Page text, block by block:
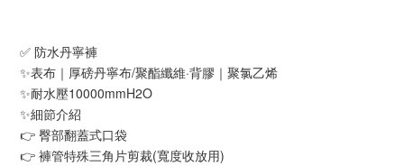
✅ 防水丹寧褲
✨表布｜厚磅丹寧布/聚酯纖維·背膠｜聚氯乙烯
✨耐水壓10000mmH2O
✨細節介紹
👉 臀部翻蓋式口袋
👉 褲管特殊三角片剪裁(寬度收放用)